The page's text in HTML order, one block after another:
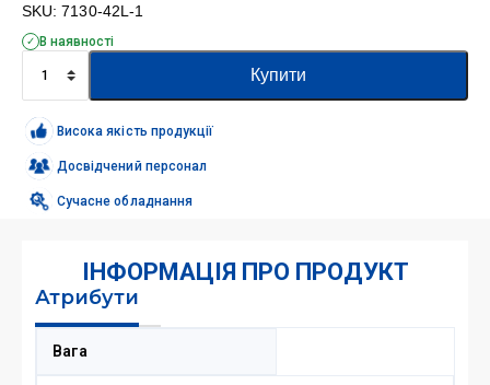
SKU: 7130-42L-1
В наявності
контргайка
90°
42L
кількість
Купити
Висока якість продукції
Досвідчений персонал
Сучасне обладнання
ІНФОРМАЦІЯ ПРО ПРОДУКТ
Атрибути
Вага